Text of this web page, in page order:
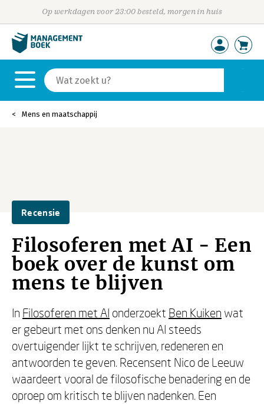
Op werkdagen voor 23:00 besteld, morgen in huis
Mens en maatschappij
Recensie
Filosoferen met AI - Een
boek over de kunst om
mens te blijven
In Filosoferen met AI onderzoekt Ben Kuiken wat
er gebeurt met ons denken nu AI steeds
overtuigender lijkt te schrijven, redeneren en
antwoorden te geven. Recensent Nico de Leeuw
waardeert vooral de filosofische benadering en de
oproep om kritisch te blijven nadenken. Een